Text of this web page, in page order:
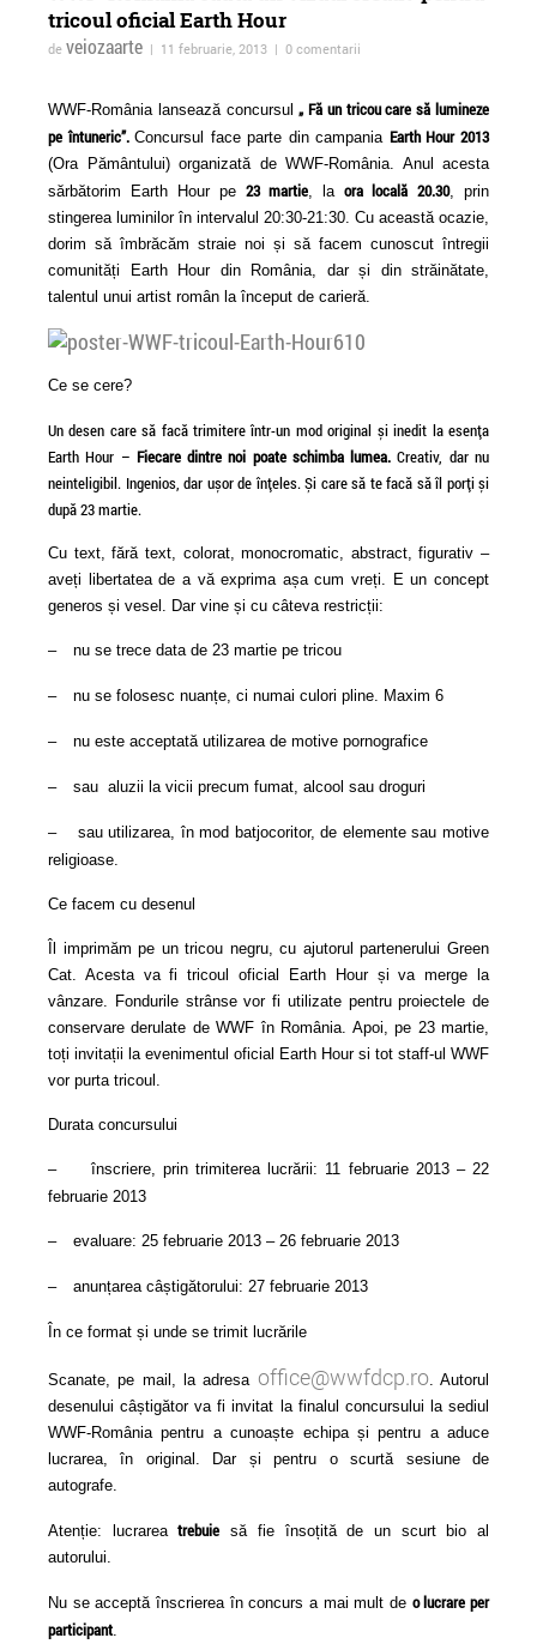
ForTheWin - turneu in
reteaua spatiilor
independente
Adrian Schiop
tabuurile in noul
"Soldatii. Poveste
Ferentari"
the Grolsch Bottle
Topshow 40 Radio
tricoul oficial Earth Hour
de veiozaarte | 11 februarie, 2013 | 0 comentarii
WWF-România lansează concursul„ Fă un tricou care să lumineze
pe întuneric”.Concursul face parte din campania Earth Hour 2013
(Ora Pământului) organizată de WWF-România. Anul acesta
sărbătorim Earth Hour pe 23 martie , la ora locală 20.30, prin
stingerea luminilor în intervalul 20:30-21:30. Cu această ocazie,
dorim să îmbrăcăm straie noi și să facem cunoscut întregii
comunități Earth Hour din România, dar și din străinătate,
talentul unui artist român la început de carieră.
Ce se cere?
Un desen care să facă trimitere într-un mod original și inedit la esența
Earth Hour – Fiecare dintre noi poate schimba lumea. Creativ, dar nu
neinteligibil. Ingenios, dar ușor de înțeles. Și care să te facă să îl porți și
după 23 martie.
Cu text, fără text, colorat, monocromatic, abstract, figurativ –
aveți libertatea de a vă exprima așa cum vreți. E un concept
generos și vesel. Dar vine și cu câteva restricții:
– nu se trece data de 23 martie pe tricou
– nu se folosesc nuanțe, ci numai culori pline. Maxim 6
– nu este acceptată utilizarea de motive pornografice
– sau aluzii la vicii precum fumat, alcool sau droguri
–
sau utilizarea, în mod batjocoritor, de elemente sau motive
religioase.
Ce facem cu desenul
Îl imprimăm pe un tricou negru, cu ajutorul partenerului Green
Cat. Acesta va fi tricoul oficial Earth Hour și va merge la
vânzare. Fondurile strânse vor fi utilizate pentru proiectele de
conservare derulate de WWF în România. Apoi, pe 23 martie,
toți invitații la evenimentul oficial Earth Hour si tot staff-ul WWF
vor purta tricoul.
Durata concursului
–
înscriere, prin trimiterea lucrării: 11 februarie 2013 – 22
februarie 2013
– evaluare: 25 februarie 2013 – 26 februarie 2013
– anunțarea câștigătorului: 27 februarie 2013
În ce format și unde se trimit lucrările
Scanate, pe mail, la adresa office@wwfdcp.ro. Autorul
desenului câștigător va fi invitat la finalul concursului la sediul
WWF-România pentru a cunoaște echipa și pentru a aduce
lucrarea, în original. Dar și pentru o scurtă sesiune de
autografe.
Atenție: lucrareatrebuie să fie însoțită de un scurt bio al
autorului.
Nu se acceptă înscrierea în concurs a mai mult de o lucrare per
participant